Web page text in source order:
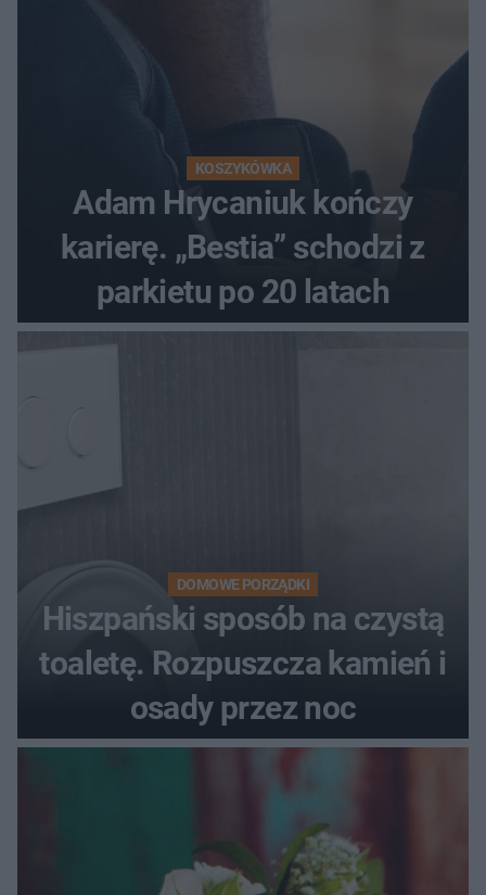
KOSZYKÓWKA
Adam Hrycaniuk kończy
karierę. „Bestia” schodzi z
parkietu po 20 latach
DOMOWE PORZĄDKI
Hiszpański sposób na czystą
toaletę. Rozpuszcza kamień i
osady przez noc